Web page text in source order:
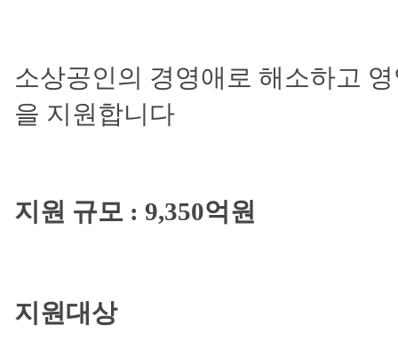
소상공인의 경영애로 해소하고
을 지원합니다
지원 규모 : 9,350억원
지원대상